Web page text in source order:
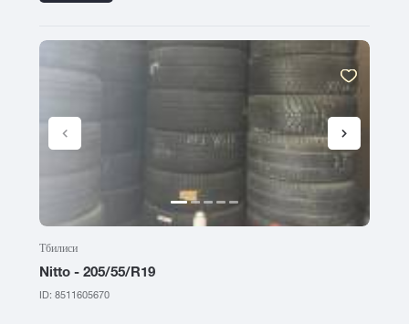
Тбилиси
Nitto - 205/55/R19
ID: 8511605670